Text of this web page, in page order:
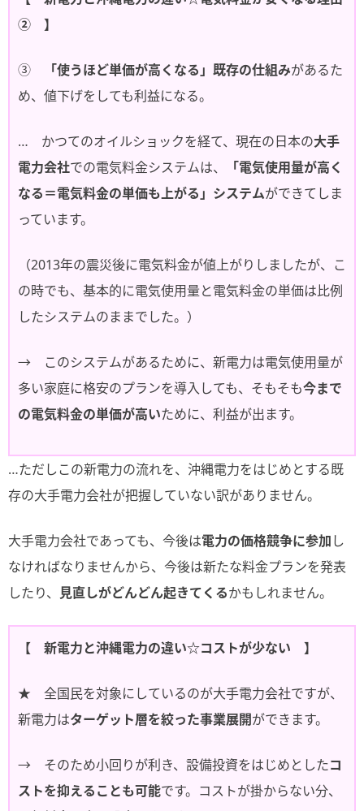
② 】
③ 「使うほど単価が高くなる」既存の仕組みがあるた
め、値下げをしても利益になる。
… かつてのオイルショックを経て、現在の日本の大手
電力会社での電気料金システムは、
「電気使用量が高く
なる＝電気料金の単価も上がる」システムができてしま
っています。
（2013年の震災後に電気料金が値上がりしましたが、こ
の時でも、基本的に電気使用量と電気料金の単価は比例
したシステムのままでした。）
→ このシステムがあるために、新電力は電気使用量が
多い家庭に格安のプランを導入しても、そもそも今まで
の電気料金の単価が高いために、利益が出ます。
…ただしこの新電力の流れを、沖縄電力をはじめとする既
存の大手電力会社が把握していない訳がありません。
大手電力会社であっても、今後は電力の価格競争に参加し
なければなりませんから、今後は新たな料金プランを発表
したり、 見直しがどんどん起きてくるかもしれません。
【 新電力と沖縄電力の違い☆コストが少ない 】
★ 全国民を対象にしているのが大手電力会社ですが、
新電力はターゲット層を絞った事業展開ができます。
→ そのため小回りが利き、設備投資をはじめとしたコ
ストを抑えることも可能です。コストが掛からない分、